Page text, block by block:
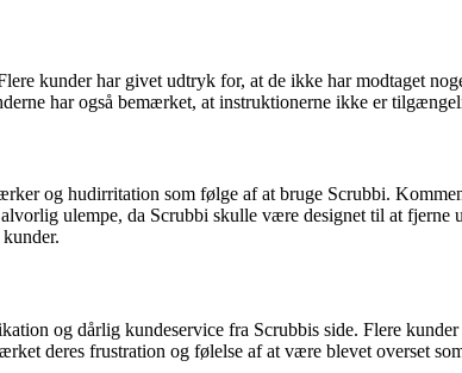
kunder har givet udtryk for, at de ikke har modtaget
har også bemærket, at instruktionerne ikke er
og hudirritation som følge af at bruge Scrubbi.
ulempe, da Scrubbi skulle være designet til at
og dårlig kundeservice fra Scrubbis side. Flere
deres frustration og følelse af at være blevet overset